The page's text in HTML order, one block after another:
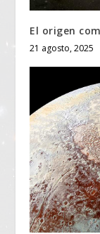
El origen
21 agosto, 2025